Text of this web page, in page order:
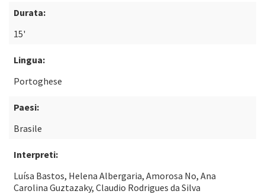
Durata:
15'
Lingua:
Portoghese
Paesi:
Brasile
Interpreti:
Luísa Bastos, Helena Albergaria, Amorosa No, Ana
Carolina Guztazaky, Claudio Rodrigues da Silva